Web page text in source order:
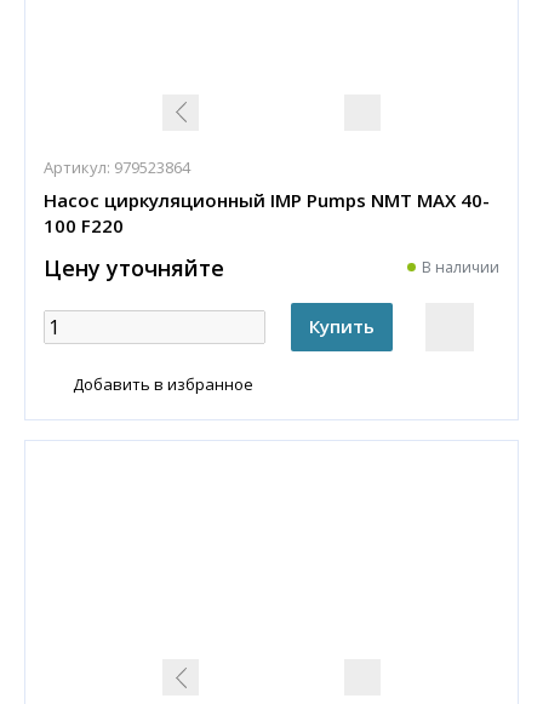
Артикул: 979523864
Насос циркуляционный IMP Pumps NMT MAX 40-
100 F220
Цену уточняйте В наличии
Добавить в избранное